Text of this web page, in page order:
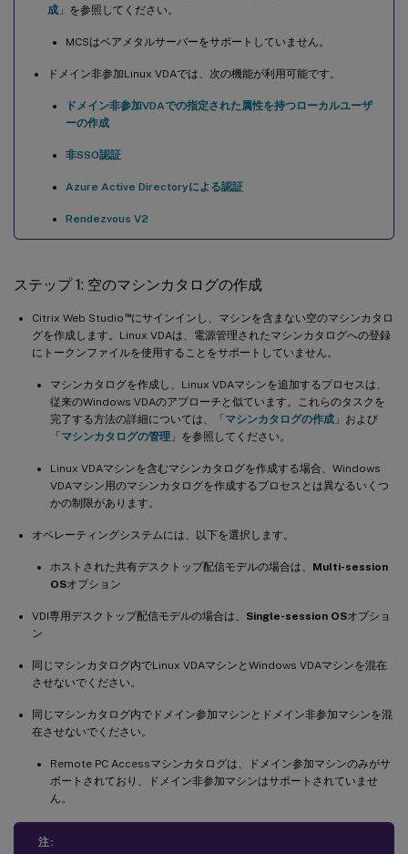
成 」を参照してください。
MCSはベアメタルサーバーをサポートしていません。
ドメイン非参加Linux VDAでは、次の機能が利用可能です。
ドメイン非参加VDAでの指定された属性を持つローカルユーザ
ーの作成
非SSO認証
Azure Active Directoryによる認証
Rendezvous V2
ステップ 1: 空のマシンカタログの作成
Citrix Web Studio ™にサインインし、マシンを含まない空のマシンカタロ
グを作成します。Linux VDAは、電源管理されたマシンカタログへの登録
にトークンファイルを使用することをサポートしていません。
マシンカタログを作成し、Linux VDAマシンを追加するプロセスは、
従来のWindows VDAのアプローチと似ています。これらのタスクを
完了する方法の詳細については、「マシンカタログの作成 」および
「マシンカタログの管理 」を参照してください。
Linux VDAマシンを含むマシンカタログを作成する場合、Windows
VDAマシン用のマシンカタログを作成するプロセスとは異なるいくつ
かの制限があります。
オペレーティングシステムには、以下を選択します。
ホストされた共有デスクトップ配信モデルの場合は、 Multi-session
OSオプション
VDI専用デスクトップ配信モデルの場合は、 Single-session OSオプショ
ン
同じマシンカタログ内でLinux VDAマシンとWindows VDAマシンを混在
させないでください。
同じマシンカタログ内でドメイン参加マシンとドメイン非参加マシンを混
在させないでください。
Remote PC Accessマシンカタログは、ドメイン参加マシンのみがサ
ポートされており、ドメイン非参加マシンはサポートされていませ
ん。
注: